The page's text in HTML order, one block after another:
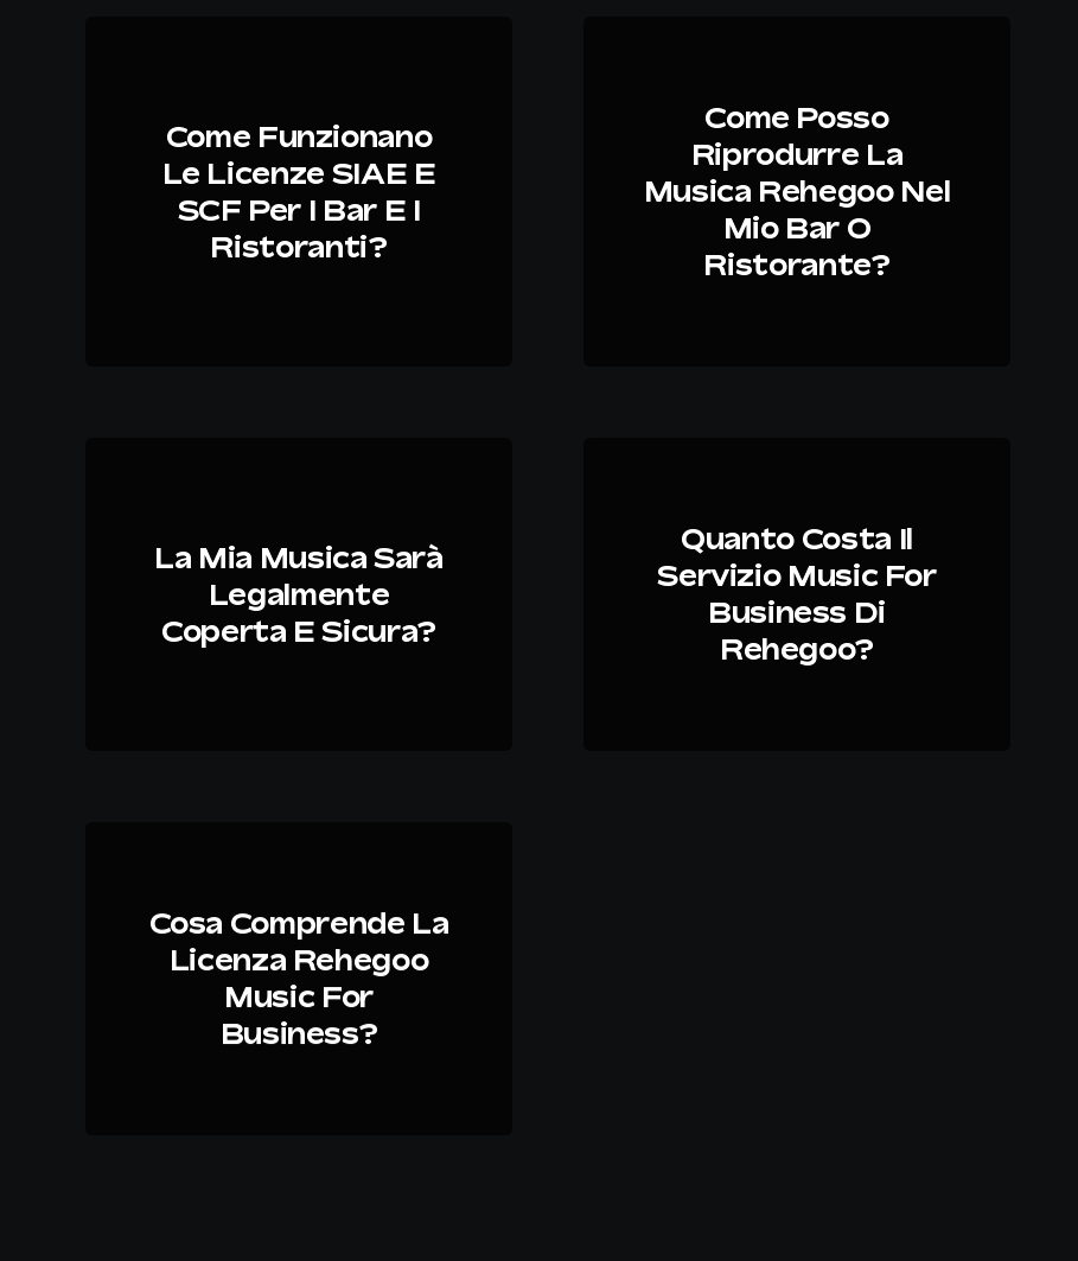
Come Funzionano
Le Licenze SIAE E
SCF Per I Bar E I
Ristoranti?
Come Posso
Riprodurre La
Musica Rehegoo Nel
Mio Bar O
Ristorante?
La Mia Musica Sarà
Legalmente
Coperta E Sicura?
Quanto Costa Il
Servizio Music For
Business Di
Rehegoo?
Cosa Comprende La
Licenza Rehegoo
Music For
Business?